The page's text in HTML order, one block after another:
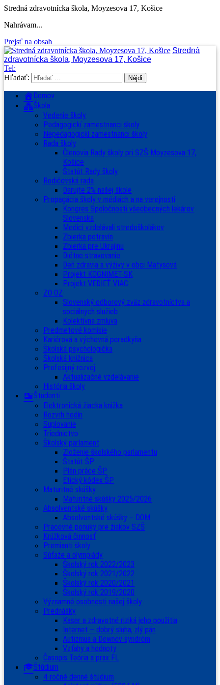
Stredná zdravotnícka škola, Moyzesova 17, Košice
Nahrávam...
Prejsť na obsah
Stredná
zdravotnícka škola, Moyzesova 17, Košice
Tel:
Hľadať:
Domov
Škola
Vedenie školy
Pedagogickí zamestnanci školy
Nepedagogickí zamestnanci školy
Rada školy
Členovia Rady školy pri SZŠ Moyzesova 17,
Košice
Štatút Rady školy
Rodičovská rada
Darujte 2% našej škole
Propagácia školy v médiách a na verejnosti
Kongres Spoločnosti všeobecných lekárov
Slovenska
Medici vzdelávali stredoškolákov
Zbierka potravín
Zbierka pre Ukrajinu
Diétne stravovanie
Deň zdravia a výživy v obci Matysová
Projekt KOGNIMET-SK
Projekt VEDIEŤ VIAC
ZO OZ
Slovenský odborový zväz zdravotníctva a
sociálnych služieb
Kolektívna zmluva
Predmetové komisie
Kariérová a výchovná poradkyňa
Školská psychologička
Školská knižnica
Profesijný rozvoj
Aktualizačné vzdelávanie
História školy
Študenti
Elektronická žiacka knižka
Rozvrh hodín
Suplovanie
Triednictvo
Školský parlament
Zloženie školského parlamentu
Štatút ŠP
Plán práce ŠP
Etický kódex ŠP
Maturitné skúšky
Maturitné skúšky 2025/2026
Absolventské skúšky
Absolventské skúšky – DOM
Pracovné ponuky pre žiakov SZŠ
Krúžková činnosť
Premianti školy
Súťaže a olympiády
Školský rok 2022/2023
Školský rok 2021/2022
Školský rok 2020/2021
Školský rok 2019/2020
Významné osobnosti našej školy
Prednášky
Kaser a zdravotné riziká jeho použitia
Internet – dobrý sluha, zlý pán
Autizmus a Downov syndróm
Vzťahy a hodnoty
Časopis Teória a prax FL
Štúdium
4-ročné denné štúdium